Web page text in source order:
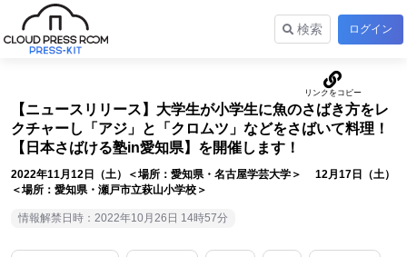
検索 ログイン
【ニュースリリース】大学生が小学生に魚のさばき方をレ
クチャーし「アジ」と「クロムツ」などをさばいて料理！
【日本さばける塾in愛知県】を開催します！
2022年11月12日（土）＜場所：愛知県・名古屋学芸大学＞ 12月17日（土）
＜場所：愛知県・瀬戸市立萩山小学校＞
情報解禁日時：2022年10月26日 14時57分